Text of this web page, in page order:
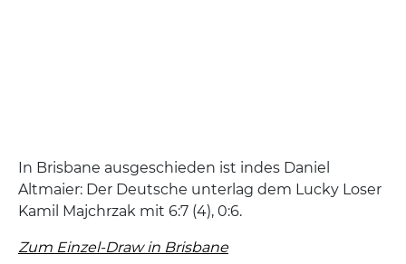
In Brisbane ausgeschieden ist indes Daniel
Altmaier: Der Deutsche unterlag dem Lucky Loser
Kamil Majchrzak mit 6:7 (4), 0:6.
Zum Einzel-Draw in Brisbane